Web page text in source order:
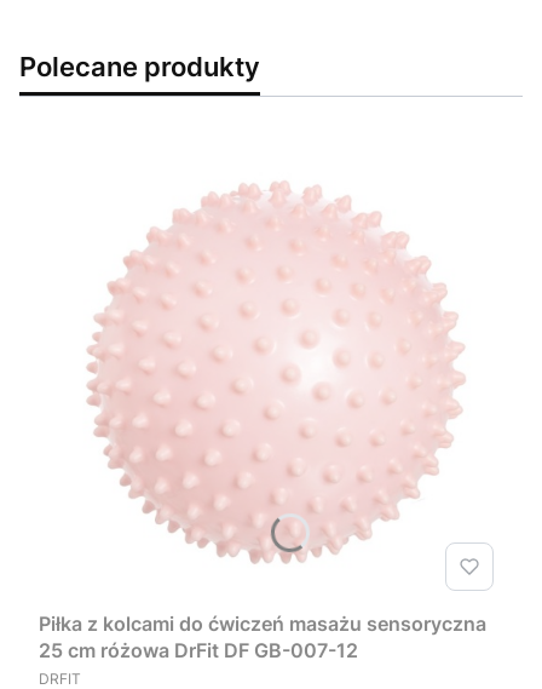
Polecane produkty
Piłka z kolcami do ćwiczeń masażu sensoryczna
25 cm różowa DrFit DF GB-007-12
PRODUCENT
DRFIT